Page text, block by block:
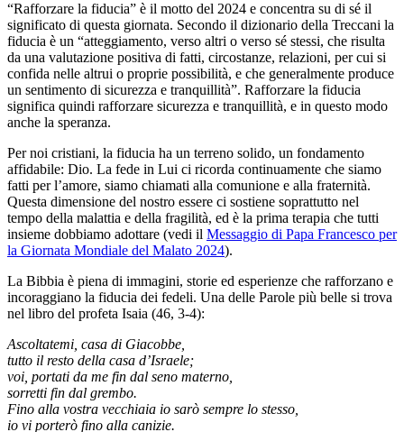
“Rafforzare la fiducia” è il motto del 2024 e concentra su di sé il
significato di questa giornata. Secondo il dizionario della Treccani la
fiducia è un “atteggiamento, verso altri o verso sé stessi, che risulta
da una valutazione positiva di fatti, circostanze, relazioni, per cui si
confida nelle altrui o proprie possibilità, e che generalmente produce
un sentimento di sicurezza e tranquillità”. Rafforzare la fiducia
significa quindi rafforzare sicurezza e tranquillità, e in questo modo
anche la speranza.
Per noi cristiani, la fiducia ha un terreno solido, un fondamento
affidabile: Dio. La fede in Lui ci ricorda continuamente che siamo
fatti per l’amore, siamo chiamati alla comunione e alla fraternità.
Questa dimensione del nostro essere ci sostiene soprattutto nel
tempo della malattia e della fragilità, ed è la prima terapia che tutti
insieme dobbiamo adottare (vedi il Messaggio di Papa Francesco per
la Giornata Mondiale del Malato 2024).
La Bibbia è piena di immagini, storie ed esperienze che rafforzano e
incoraggiano la fiducia dei fedeli. Una delle Parole più belle si trova
nel libro del profeta Isaia (46, 3-4):
Ascoltatemi, casa di Giacobbe,
tutto il resto della casa d’Israele;
voi, portati da me fin dal seno materno,
sorretti fin dal grembo.
Fino alla vostra vecchiaia io sarò sempre lo stesso,
io vi porterò fino alla canizie.